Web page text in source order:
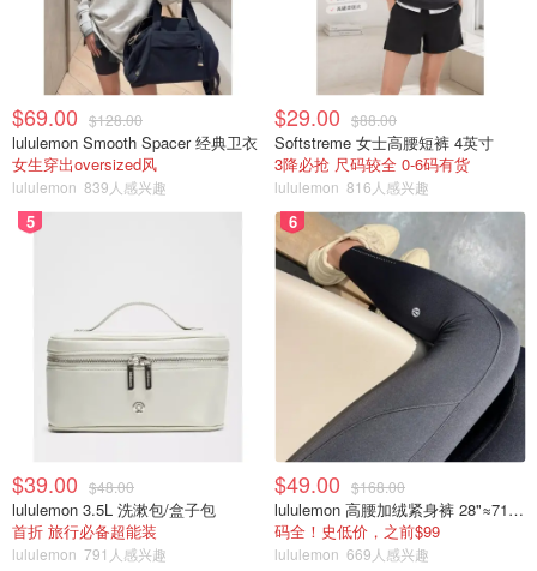
$69.00 $128.00
lululemon Smooth Spacer 经典卫衣
女生穿出oversized风
lululemon 839人感兴趣
$29.00 $88.00
Softstreme 女士高腰短裤 4英寸
3降必抢 尺码较全 0-6码有货
lululemon 816人感兴趣
5
$39.00 $48.00
lululemon 3.5L 洗漱包/盒子包
首折 旅行必备超能装
lululemon 791人感兴趣
6
$49.00 $168.00
lululemon 高腰加绒紧身裤 28"≈71cm 5个口袋
码全！史低价，之前$99
lululemon 669人感兴趣